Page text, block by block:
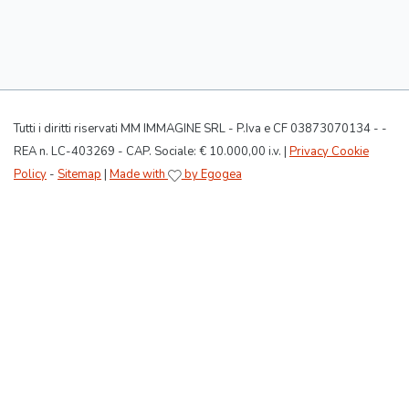
Tutti i diritti riservati MM IMMAGINE SRL - P.Iva e CF 03873070134 - -
REA n. LC-403269 - CAP. Sociale: € 10.000,00 i.v. | Privacy Cookie
Policy - Sitemap | Made with by Egogea